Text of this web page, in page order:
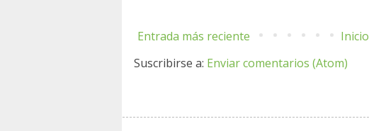
Entrada más reciente
Inicio
Suscribirse a: Enviar comentarios (Atom)